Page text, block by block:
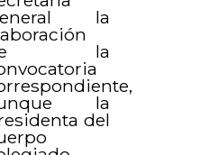
la
la
la
del